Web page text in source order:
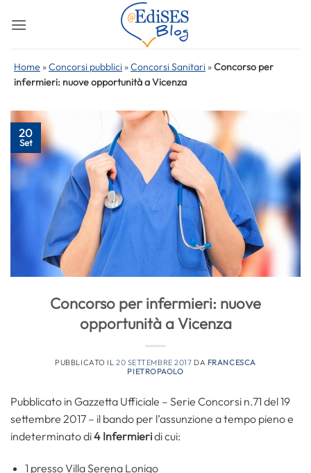
Home »Concorsi pubblici »Concorsi Sanitari »Concorso per
infermieri: nuove opportunità a Vicenza
20
Set
Concorso per infermieri: nuove
opportunità a Vicenza
PUBBLICATO IL 20 SETTEMBRE 2017 DA FRANCESCA
PIETROPAOLO
Pubblicato in Gazzetta Ufficiale – Serie Concorsi n.71 del 19
settembre 2017 – il bando per l’assunzione a tempo pieno e
indeterminato di4 Infermieridi cui:
1 presso Villa Serena Lonigo